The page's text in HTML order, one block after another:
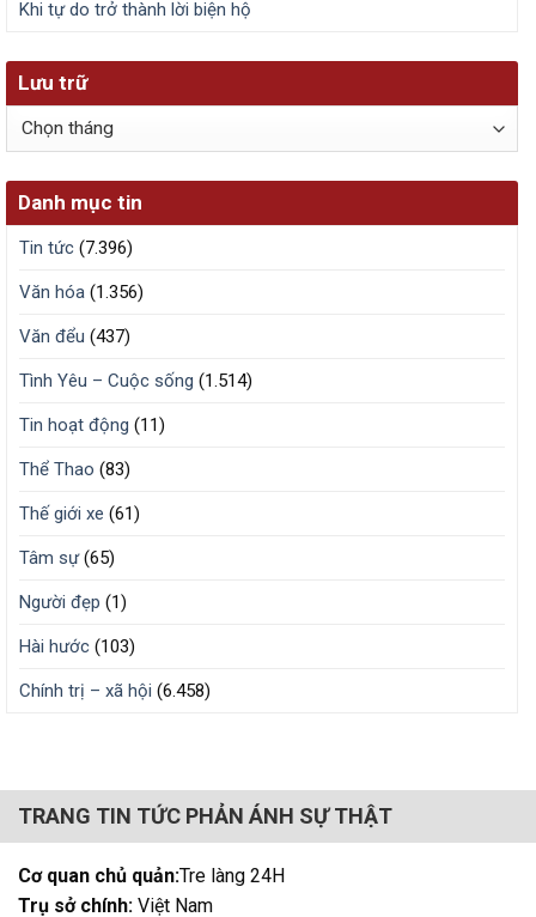
Khi tự do trở thành lời biện hộ
Lưu trữ
Lưu
Danh mục tin
Tin tức (7.396)
Văn hóa (1.356)
Văn đểu (437)
Tình Yêu – Cuộc sống (1.514)
Tin hoạt động (11)
Thể Thao (83)
Thế giới xe (61)
Tâm sự(65)
Người đẹp (1)
Hài hước (103)
Chính trị – xã hội (6.458)
TRANG TIN TỨC PHẢN ÁNH SỰ THẬT
Cơ quan chủ quản:Tre làng 24H
Trụ sở chính: Việt Nam